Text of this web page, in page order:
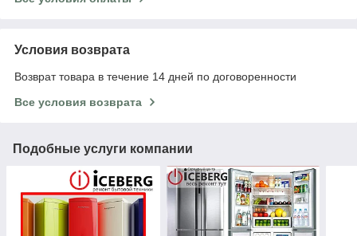
Условия возврата
Возврат товара в течение 14 дней по договоренности
Все условия возврата
Подобные услуги компании